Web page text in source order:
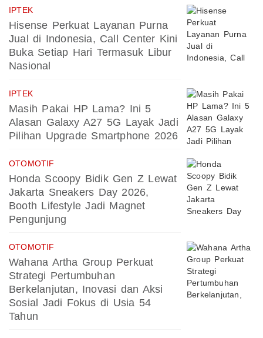
IPTEK
Hisense Perkuat Layanan Purna
Jual di Indonesia, Call Center Kini
Buka Setiap Hari Termasuk Libur
Nasional
IPTEK
Masih Pakai HP Lama? Ini 5
Alasan Galaxy A27 5G Layak Jadi
Pilihan Upgrade Smartphone 2026
OTOMOTIF
Honda Scoopy Bidik Gen Z Lewat
Jakarta Sneakers Day 2026,
Booth Lifestyle Jadi Magnet
Pengunjung
OTOMOTIF
Wahana Artha Group Perkuat
Strategi Pertumbuhan
Berkelanjutan, Inovasi dan Aksi
Sosial Jadi Fokus di Usia 54
Tahun